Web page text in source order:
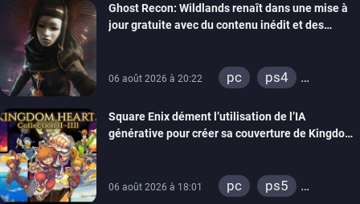
xbox one
nintendo 64
Ghost Recon: Wildlands renaît dans une mise à
jour gratuite avec du contenu inédit et des
06 août 2026 à 20:22 pc
ps4
Square Enix dément l’utilisation de l’IA
générative pour créer sa couverture de Kingdom
06 août 2026 à 18:01 pc
ps5